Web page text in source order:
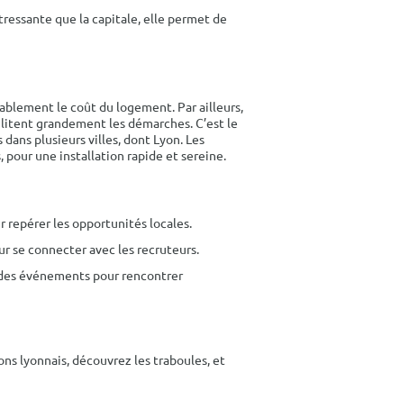
que la capitale, elle permet de
le coût du logement. Par ailleurs,
grandement les démarches. C’est le
plusieurs villes, dont Lyon. Les
pour une installation rapide et sereine.
repérer les opportunités locales.
se connecter avec les recruteurs.
événements pour rencontrer
lyonnais, découvrez les traboules, et